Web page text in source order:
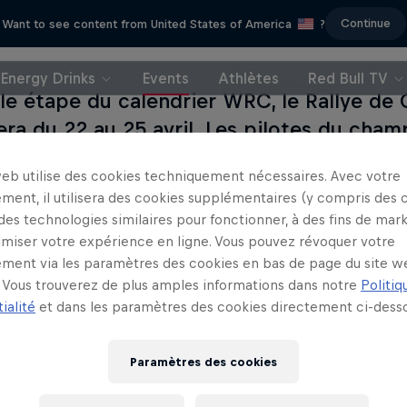
Want to see content from United States of America ? Continue
Energy Drinks Events Athlètes Red Bull TV
étape du calendrier WRC, le Rallye de
du 22 au 25 avril. Les pilotes du
traverseront la capitale croate de
l'histoire du WRC. Avec un parcours
kilomètres chronométrés sur une route
d'être passionnante ! Suivez le Rallye
vidéo ici avec Red Bull TV !
Going Straight
utilise des cookies techniquement nécessaires. Avec votre
il utilisera des cookies supplémentaires (y compris des
technologies similaires pour fonctionner, à des fins de
votre expérience en ligne. Vous pouvez révoquer votre
via les paramètres des cookies en bas de page du site
trouverez de plus amples informations dans notre
et dans les paramètres des cookies directement ci-
Paramètres des cookies